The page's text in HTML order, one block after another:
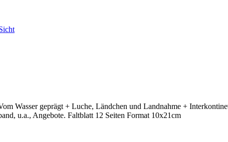
Wasser geprägt + Luche, Ländchen und Landnahme +
u.a., Angebote. Faltblatt 12 Seiten Format 10x21cm